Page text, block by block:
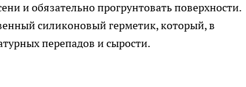
и обязательно прогрунтовать поверхности.
силиконовый герметик, который, в
перепадов и сырости.